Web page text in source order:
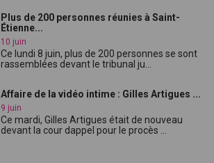
Plus de 200 personnes réunies à Saint-
Étienne...
10 juin
Ce lundi 8 juin, plus de 200 personnes se sont
rassemblées devant le tribunal ju...
Affaire de la vidéo intime : Gilles Artigues ...
9 juin
Ce mardi, Gilles Artigues était de nouveau
devant la cour dappel pour le procès ...